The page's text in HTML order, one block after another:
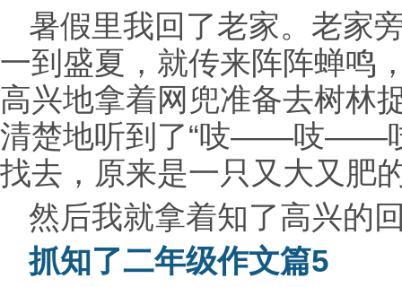
暑假里我回了老家。老家
一到盛夏，就传来阵阵蝉鸣
高兴地拿着网兜准备去树林
清楚地听到了“吱——吱——
找去，原来是一只又大又肥
然后我就拿着知了高兴的
抓知了二年级作文篇5